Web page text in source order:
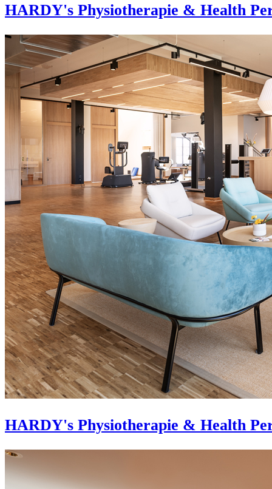
HARDY's Physiotherapie & Health
HARDY's Physiotherapie & Health